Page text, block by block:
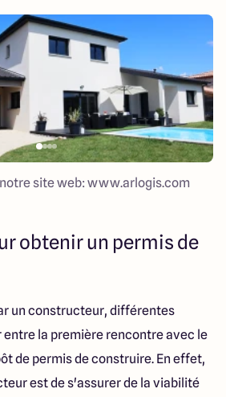
site web: www.arlogis.com
obtenir un permis de
un constructeur, différentes
la première rencontre avec le
de permis de construire. En effet,
est de s'assurer de la viabilité